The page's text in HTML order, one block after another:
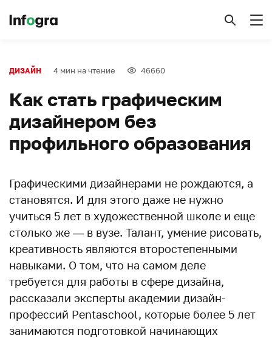
ДИЗАЙН 4 мин на чтение 46660
Как стать графическим
дизайнером без
профильного образования
Графическими дизайнерами не рождаются, а
становятся. И для этого даже не нужно
учиться 5 лет в художественной школе и еще
столько же — в вузе. Талант, умение рисовать,
креативность являются второстепенными
навыками. О том, что на самом деле
требуется для работы в сфере дизайна,
рассказали эксперты академии дизайн-
профессий Pentaschool, которые более 5 лет
занимаются подготовкой начинающих